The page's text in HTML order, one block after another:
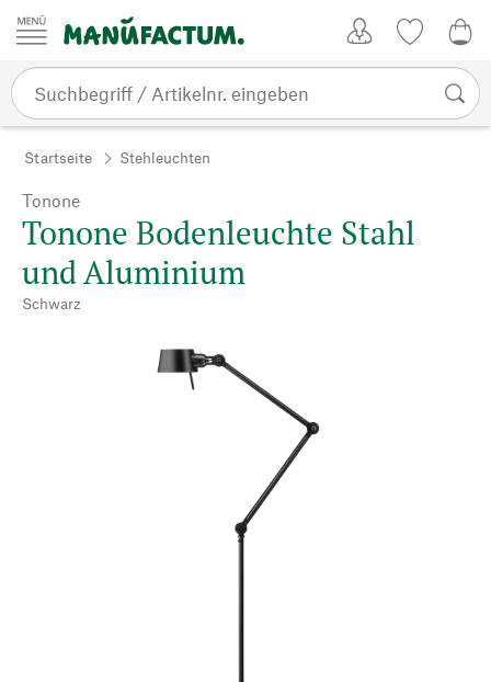
Zum Inhalt springen
Startseite Stehleuchten
Tonone
Tonone Bodenleuchte Stahl
und Aluminium
Schwarz